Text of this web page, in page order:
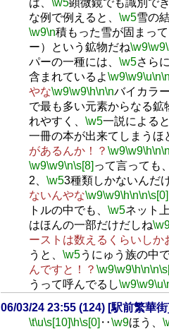
な例で例えると、 \w5雪の
\w9\n積もった雪が固まっ
ー）という鉱物だね\w9\w9
パーの一種には、 \w5さら
含まれているよ\w9\w9\u\n\n
やな\w9\w9\h\n\nバイカラ
で最も多い元素からなる鉱
れやすく、 \w5一説によると
一冊の本が出来てしまうほ
があるんか！？ \w9\w9\h\n\n
\w9\w9\n\s[8] って言っても、
2、 \w53種類しかないんだ
ないんやな\w9\w9\h\n\n\s[0]
トルの中でも、 \w5ネット
はほんの一部だけだしね
ーストは数えるくらいしか
うと、 \w5うにゅう族の中
んですと！？ \w9\w9\h\n\n
うって呼んでるし\w9\w9\u
06/03/24 23:55 (124) [駅前繁華街]
\t\u\s[10]\h\s[0] ‥\w9ほう、